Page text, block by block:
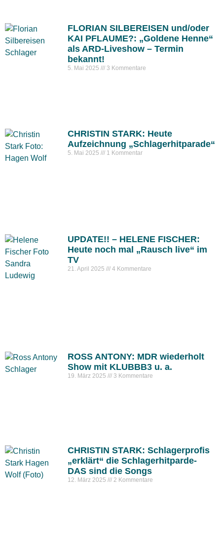
FLORIAN SILBEREISEN und/oder
KAI PFLAUME?: „Goldene Henne“
als ARD-Liveshow – Termin
bekannt!
5. Mai 2025 3 Kommentare
CHRISTIN STARK: Heute
Aufzeichnung „Schlagerhitparade“
5. Mai 2025 1 Kommentar
UPDATE!! – HELENE FISCHER:
Heute noch mal „Rausch live“ im
TV
21. April 2025 4 Kommentare
ROSS ANTONY: MDR wiederholt
Show mit KLUBBB3 u. a.
19. März 2025 3 Kommentare
CHRISTIN STARK: Schlagerprofis
„erklärt“ die Schlagerhitparde-
DAS sind die Songs
12. März 2025 2 Kommentare